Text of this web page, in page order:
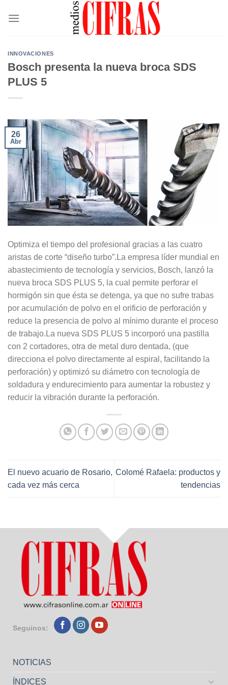
INNOVACIONES
Bosch presenta la nueva broca SDS
PLUS 5
26
Abr
Optimiza el tiempo del profesional gracias a las cuatro
aristas de corte “diseño turbo”.La empresa líder mundial en
abastecimiento de tecnología y servicios, Bosch, lanzó la
nueva broca SDS PLUS 5, la cual permite perforar el
hormigón sin que ésta se detenga, ya que no sufre trabas
por acumulación de polvo en el orificio de perforación y
reduce la presencia de polvo al mínimo durante el proceso
de trabajo.La nueva SDS PLUS 5 incorporó una pastilla
con 2 cortadores, otra de metal duro dentada, (que
direcciona el polvo directamente al espiral, facilitando la
perforación) y optimizó su diámetro con tecnología de
soldadura y endurecimiento para aumentar la robustez y
reducir la vibración durante la perforación.
El nuevo acuario de Rosario,
cada vez más cerca
Colomé Rafaela: productos y
tendencias
Seguinos:
NOTICIAS
ÍNDICES